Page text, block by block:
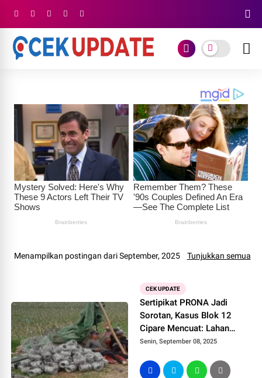
Menampilkan postingan dari September, 2025 Tunjukkan semua
CEK UPDATE
Sertipikat PRONA Jadi
Sorotan, Kasus Blok 12
Cipare Mencuat: Lahan
Petani Pancawati Terancam
Senin, September 08, 2025